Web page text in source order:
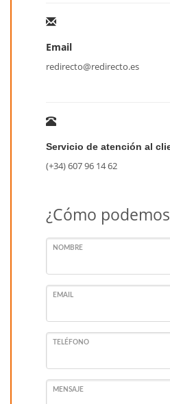
Email
redirecto@redirecto.es
Servicio de atención al
(+34) 607 96 14 62
¿Cómo
NOMBRE
EMAIL
TELÉFONO
MENSAJE